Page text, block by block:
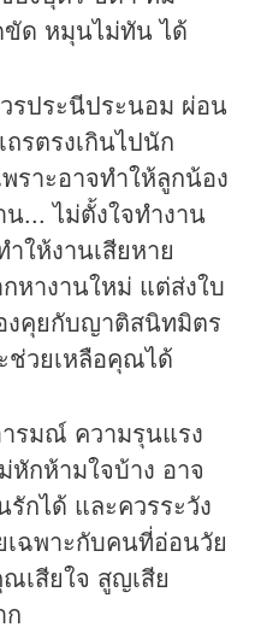
ด หมุนไม่ทัน ได้
รประนีประนอม ผ่อน
รตรงเกินไปนัก
ราะอาจทำให้ลูกน้อง
... ไม่ตั้งใจทำงาน
ให้งานเสียหาย
หางานใหม่ แต่ส่งใบ
งคุยกับญาติสนิทมิตร
วยเหลือคุณได้
รมณ์ ความรุนแรง
หักห้ามใจบ้าง อาจ
กได้ และควรระวัง
ฉพาะกับคนที่อ่อนวัย
เสียใจ สูญเสีย
ก